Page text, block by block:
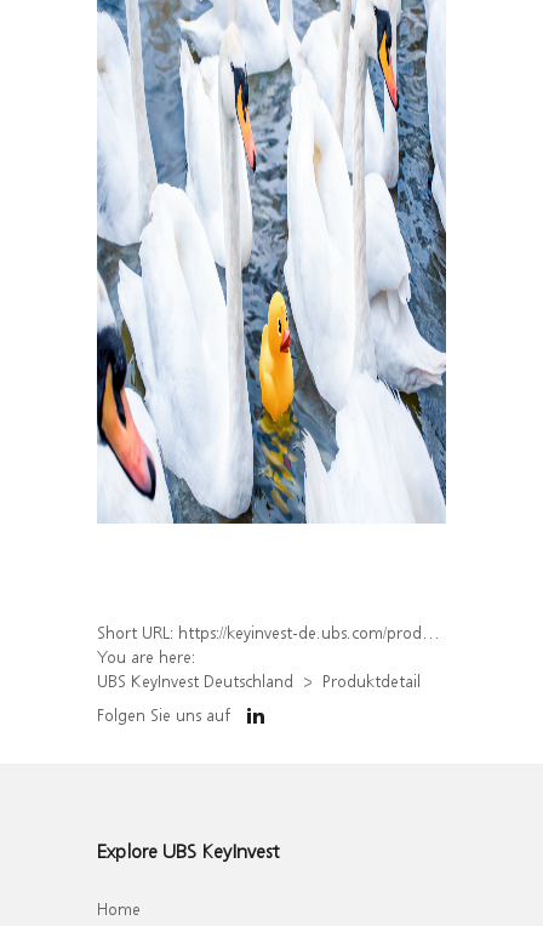
Short URL: https://keyinvest-de.ubs.com/produkt/detail/index/isin/DE000WA8JNF7
You are here:
UBS KeyInvest Deutschland
Produktdetail
Folgen Sie uns auf
Explore UBS KeyInvest
Home